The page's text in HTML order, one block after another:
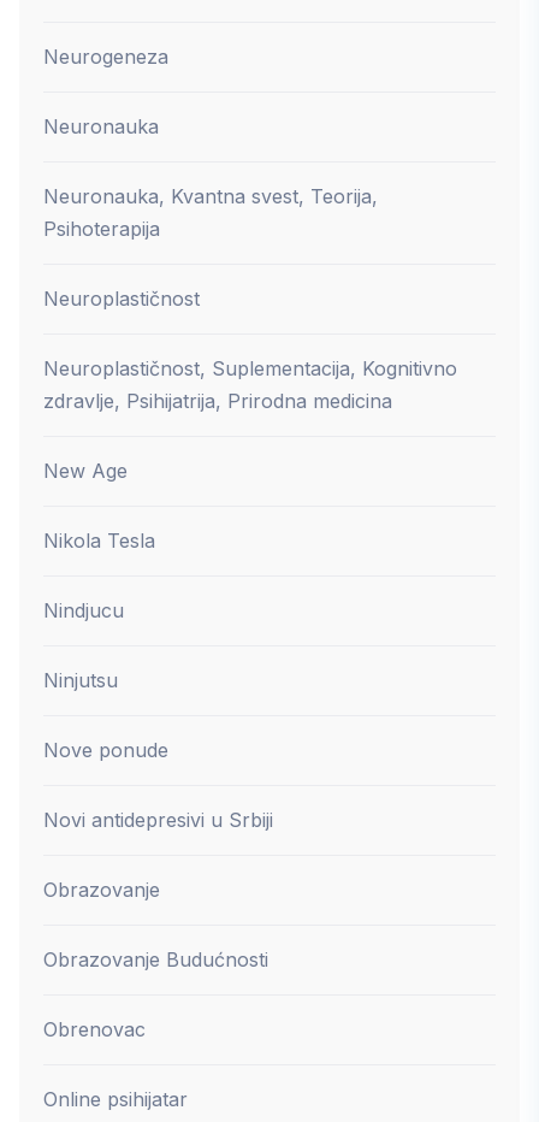
Neurogeneza
Neuronauka
Neuronauka, Kvantna svest, Teorija,
Psihoterapija
Neuroplastičnost
Neuroplastičnost, Suplementacija, Kognitivno
zdravlje, Psihijatrija, Prirodna medicina
New Age
Nikola Tesla
Nindjucu
Ninjutsu
Nove ponude
Novi antidepresivi u Srbiji
Obrazovanje
Obrazovanje Budućnosti
Obrenovac
Online psihijatar